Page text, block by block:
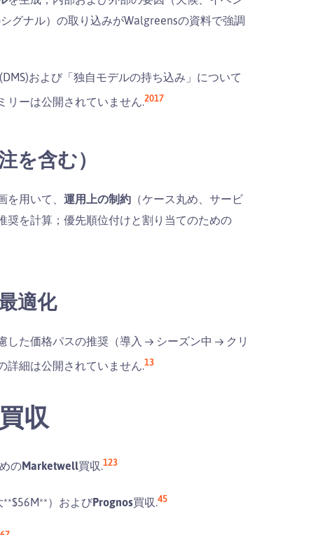
グナル）の取り込みがWalgreensの資料で強調
および「独自モデルの持ち込み」について
リーは公開されていません.2017
を含む）
用いて、 運用上の制約 （ケース丸め、サービ
奨を計算；優先順位付けと割り当てのための
適化
した価格パスの推奨（導入 → シーズン中 → クリ
詳細は公開されていません.13
収
のMarketwell買収.123
）およびPrognos買収.45